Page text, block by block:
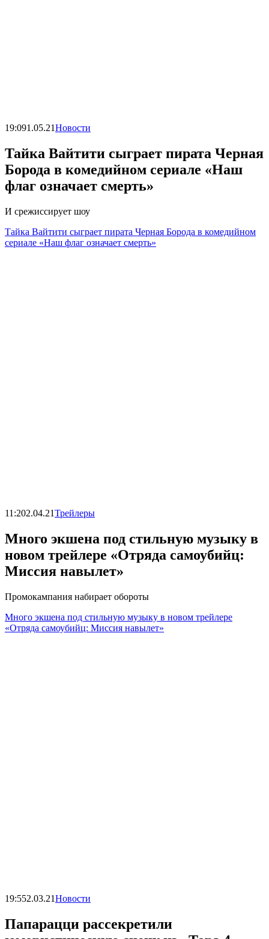
19:091.05.21Новости
Тайка Вайтити сыграет пирата Черная
Борода в комедийном сериале «Наш
флаг означает смерть»
И срежиссирует шоу
Тайка Вайтити сыграет пирата Черная Борода в комедийном
сериале «Наш флаг означает смерть»
11:202.04.21Трейлеры
Много экшена под стильную музыку в
новом трейлере «Отряда самоубийц:
Миссия навылет»
Промокампания набирает обороты
Много экшена под стильную музыку в новом трейлере
«Отряда самоубийц: Миссия навылет»
19:552.03.21Новости
Папарацци рассекретили